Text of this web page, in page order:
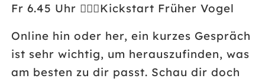
Fr 6.45 Uhr 🤸🏼‍♀️Kickstart Früher Vogel
Online hin oder her, ein kurzes Gespräch
ist sehr wichtig, um herauszufinden, was
am besten zu dir passt. Schau dir doch